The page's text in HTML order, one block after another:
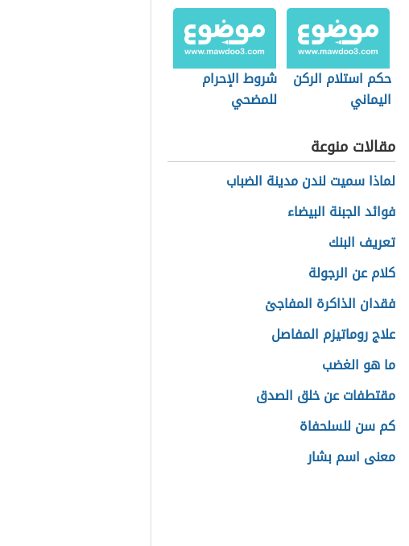
حكم استلام الركن
اليماني
شروط الإحرام
للمضحي
مقالات منوعة
لماذا سميت لندن مدينة الضباب
فوائد الجبنة البيضاء
تعريف البنك
كلام عن الرجولة
فقدان الذاكرة المفاجئ
علاج روماتيزم المفاصل
ما هو الغضب
مقتطفات عن خلق الصدق
كم سن للسلحفاة
معنى اسم بشار